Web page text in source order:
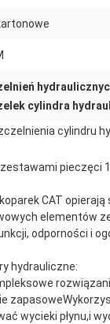
cylindra
cylindru
pieczęci
CAT
elementów
odporności i
hydrauliczne:
wycieki płynu,i